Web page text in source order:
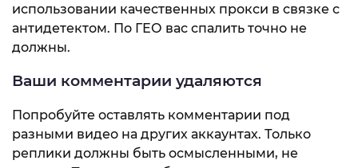
использовании качественных прокси в связке с
антидетектом. По ГЕО вас спалить точно не
должны.
Ваши комментарии удаляются
Попробуйте оставлять комментарии под
разными видео на других аккаунтах. Только
реплики должны быть осмысленными, не